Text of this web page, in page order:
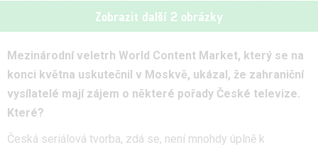
Zobrazit další 2 obrázky
Mezinárodní veletrh World Content Market, který se na
konci května uskutečnil v Moskvě, ukázal, že zahraniční
vysílatelé mají zájem o některé pořady České televize.
Které?
Česká seriálová tvorba, zdá se, není mnohdy úplně k